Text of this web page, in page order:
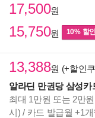
17,500원
15,750원 10% 할
13,388원 (+할인
알라딘 만권당 삼성카
최대 1만원 또는 2만
시) / 카드 발급월 +1